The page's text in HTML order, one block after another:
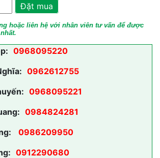
Đặt mua
hoặc liên hệ với nhân viên tư vấn để được
0968095220
0962612755
0968095221
0984824281
0986209950
0912290680